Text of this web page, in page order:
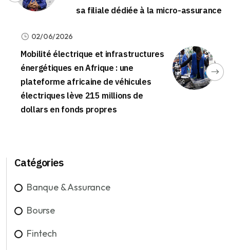
sa filiale dédiée à la micro-assurance
02/06/2026
Mobilité électrique et infrastructures
énergétiques en Afrique : une
plateforme africaine de véhicules
électriques lève 215 millions de
dollars en fonds propres
Catégories
Banque & Assurance
Bourse
Fintech